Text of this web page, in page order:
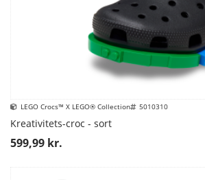
LEGO Crocs™ X LEGO® Collection 5010310
Kreativitets-croc - sort
599,99 kr.